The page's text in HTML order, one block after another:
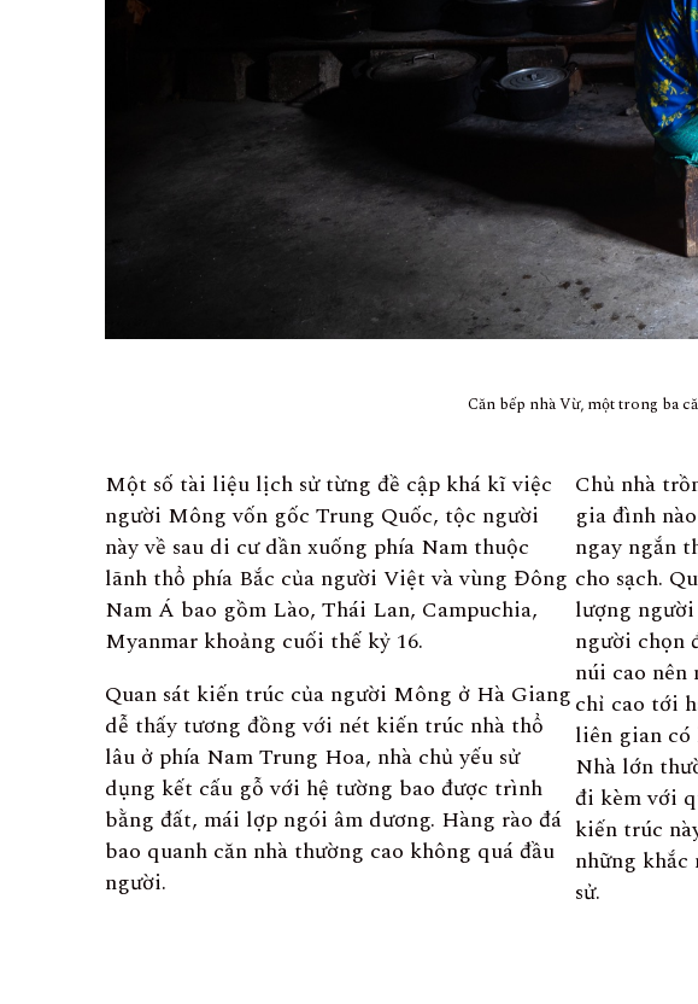
Căn bếp nhà Vừ, một trong ba
Một số tài liệu lịch sử từng đề cập khá kĩ việc
người Mông vốn gốc Trung Quốc, tộc người
này về sau di cư dần xuống phía Nam thuộc
lãnh thổ phía Bắc của người Việt và vùng Đông
Nam Á bao gồm Lào, Thái Lan, Campuchia,
Myanmar khoảng cuối thế kỷ 16.
Quan sát kiến trúc của người Mông ở Hà Giang
dễ thấy tương đồng với nét kiến trúc nhà thổ
lâu ở phía Nam Trung Hoa, nhà chủ yếu sử
dụng kết cấu gỗ với hệ tường bao được trình
bằng đất, mái lợp ngói âm dương. Hàng rào đá
bao quanh căn nhà thường cao không quá đầu
người.
Chủ nhà
gia đình
ngay ngắn
cho sạch.
lượng
người chọn
núi cao nên
chỉ cao tới
liên gian có
Nhà lớn
đi kèm với
kiến trúc
những
sử.